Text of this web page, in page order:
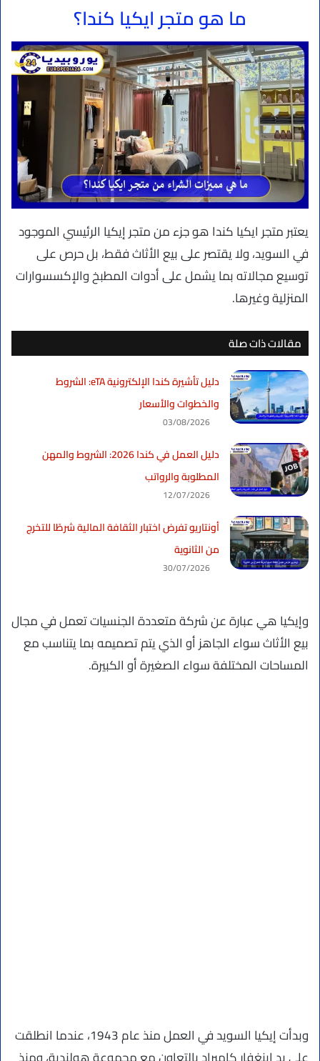
ما هو متجر ايكيا كندا؟
يعتبر متجر ايكيا كندا هو جزء من متجر إيكيا الرئيسي الموجود
في السويد، ولا يقتصر على بيع الأثاث فقط، بل حرص على
توسيع مجالاته بما يشمل على أدوات المطبخ والإكسسوارات
المنزلية وغيرها.
مقالات ذات صلة
دليل تأشيرة كندا الإلكترونية eTA: الشروط
والخطوات والأسعار
03/08/2026
دليل العمل في كندا 2026: الشروط والمهن
المطلوبة والرواتب
12/07/2026
أونتاريو تفرض اختبار الثقافة المالية شرطًا للتخرج
من الثانوية
30/07/2026
وإيكيا هي عبارة عن شركة متعددة الجنسيات تعمل في مجال
بيع الأثاث سواء الجاهز أو الذي يتم تصميمه بما يتناسب مع
المساحات المختلفة سواء الصغيرة أو الكبيرة.
وبدأت إيكيا السويد في العمل منذ عام 1943، عندما انطلقت